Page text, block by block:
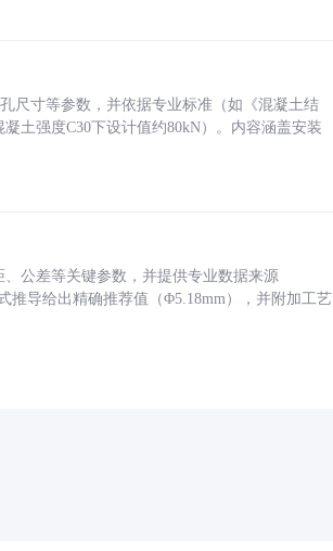
尺寸等参数，并依据专业标准（如《混凝土结
土强度C30下设计值约80kN）。内容涵盖安装
公差等关键参数，并提供专业数据来源
推导给出精确推荐值（Φ5.18mm），并附加工艺